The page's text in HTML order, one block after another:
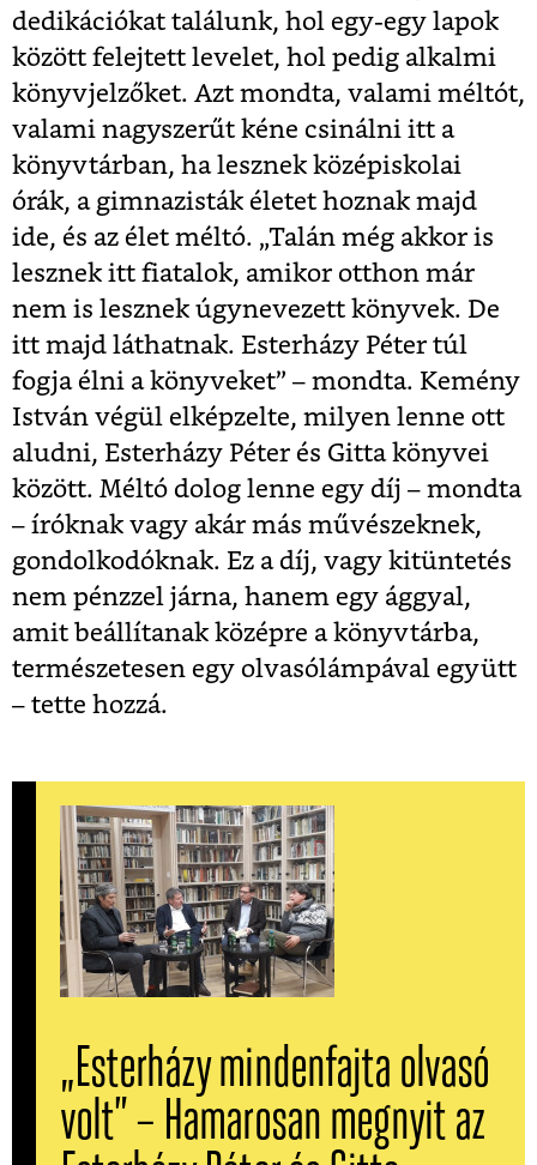
dedikációkat találunk, hol egy-egy lapok
között felejtett levelet, hol pedig alkalmi
könyvjelzőket. Azt mondta, valami méltót,
valami nagyszerűt kéne csinálni itt a
könyvtárban, ha lesznek középiskolai
órák, a gimnazisták életet hoznak majd
ide, és az élet méltó. „Talán még akkor is
lesznek itt fiatalok, amikor otthon már
nem is lesznek úgynevezett könyvek. De
itt majd láthatnak. Esterházy Péter túl
fogja élni a könyveket” – mondta. Kemény
István végül elképzelte, milyen lenne ott
aludni, Esterházy Péter és Gitta könyvei
között. Méltó dolog lenne egy díj – mondta
– íróknak vagy akár más művészeknek,
gondolkodóknak. Ez a díj, vagy kitüntetés
nem pénzzel járna, hanem egy ággyal,
amit beállítanak középre a könyvtárba,
természetesen egy olvasólámpával együtt
– tette hozzá.
„Esterházy mindenfajta olvasó
volt” – Hamarosan megnyit az